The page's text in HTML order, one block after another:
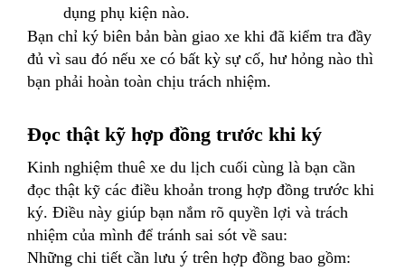
dụng phụ kiện nào.
Bạn chỉ ký biên bản bàn giao xe khi đã kiểm tra đầy
đủ vì sau đó nếu xe có bất kỳ sự cố, hư hỏng nào thì
bạn phải hoàn toàn chịu trách nhiệm.
Đọc thật kỹ hợp đồng trước khi ký
Kinh nghiệm thuê xe du lịch cuối cùng là bạn cần
đọc thật kỹ các điều khoản trong hợp đồng trước khi
ký. Điều này giúp bạn nắm rõ quyền lợi và trách
nhiệm của mình để tránh sai sót về sau:
Những chi tiết cần lưu ý trên hợp đồng bao gồm: